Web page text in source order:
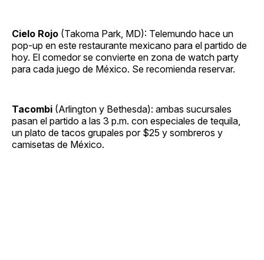
Cielo Rojo (Takoma Park, MD): Telemundo hace un
pop-up en este restaurante mexicano para el partido de
hoy. El comedor se convierte en zona de watch party
para cada juego de México. Se recomienda reservar.
Tacombi (Arlington y Bethesda): ambas sucursales
pasan el partido a las 3 p.m. con especiales de tequila,
un plato de tacos grupales por $25 y sombreros y
camisetas de México.